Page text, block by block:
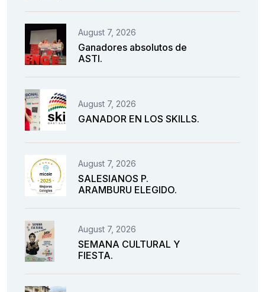
August 7, 2026
Ganadores absolutos de
ASTI.
August 7, 2026
GANADOR EN LOS SKILLS.
August 7, 2026
SALESIANOS P.
ARAMBURU ELEGIDO.
August 7, 2026
SEMANA CULTURAL Y
FIESTA.